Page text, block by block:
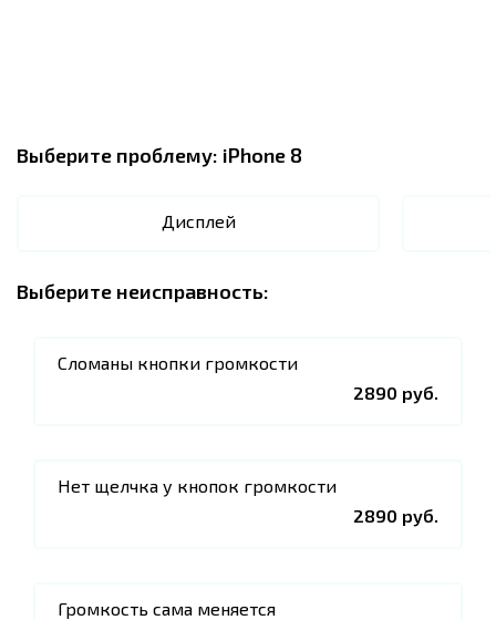
Выберите проблему: iPhone 8
Дисплей
Выберите неисправность:
Сломаны кнопки громкости
2890 руб.
Нет щелчка у кнопок громкости
2890 руб.
Громкость сама меняется